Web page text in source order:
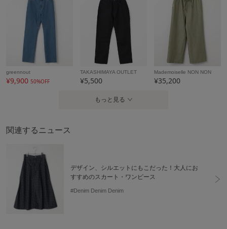
greennout
¥9,900 50%OFF
TAKASHIMAYA OUTLET
¥5,500
Mademoiselle NON NON
¥35,200
もっと見る
関連するニュース
デザイン、シルエットにもこだった！大人にお
すすめのスカート・ワンピース
#Denim Denim Denim